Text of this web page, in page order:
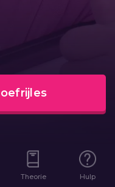
Theorie Hulp